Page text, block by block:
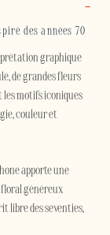
des années 70
graphique
de grandes fleurs
les motifs iconiques
couleur et
apporte une
floral généreux
libre des seventies,